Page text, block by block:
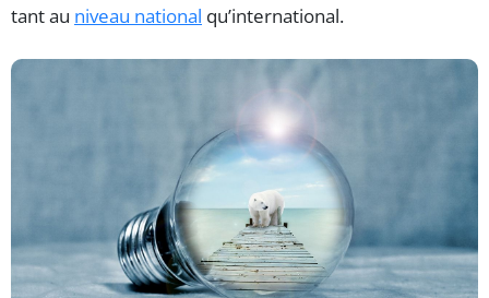
tant au niveau national qu’international.